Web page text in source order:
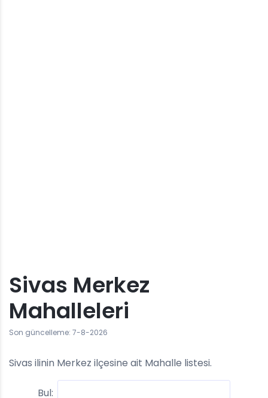
Sivas Merkez
Mahalleleri
Son güncelleme: 7-8-2026
Sivas ilinin Merkez ilçesine ait Mahalle listesi.
Bul: